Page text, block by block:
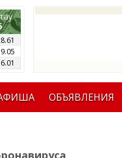
6.01
ОБЪЯВЛЕНИЯ